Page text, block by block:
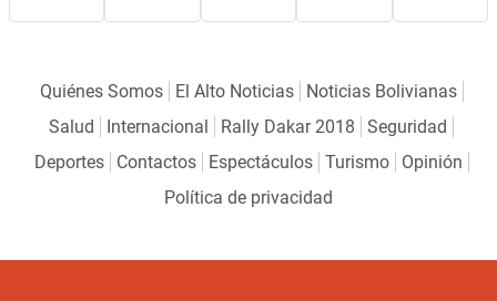
Quiénes Somos El Alto Noticias
Noticias Bolivianas
Salud
Internacional Rally Dakar 2018
Seguridad
Deportes
Contactos Espectáculos Turismo
Opinión
Política de privacidad